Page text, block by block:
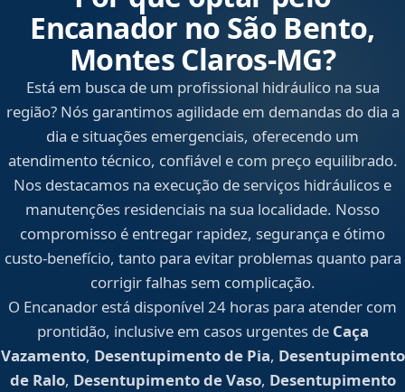
Encanador no São Bento,
Montes Claros‑MG?
Está em busca de um profissional hidráulico na sua
região? Nós garantimos agilidade em demandas do dia a
dia e situações emergenciais, oferecendo um
atendimento técnico, confiável e com preço equilibrado.
Nos destacamos na execução de serviços hidráulicos e
manutenções residenciais na sua localidade. Nosso
compromisso é entregar rapidez, segurança e ótimo
custo-benefício, tanto para evitar problemas quanto para
corrigir falhas sem complicação.
O Encanador está disponível 24 horas para atender com
prontidão, inclusive em casos urgentes de Caça
Vazamento, Desentupimento de Pia, Desentupimento
de Ralo, Desentupimento de Vaso, Desentupimento